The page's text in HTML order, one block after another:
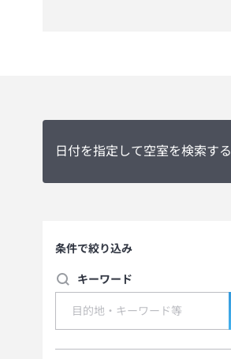
日付を指定して空室を検索する
条件で絞り込み
キーワード